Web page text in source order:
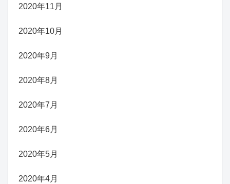
2020年11月
2020年10月
2020年9月
2020年8月
2020年7月
2020年6月
2020年5月
2020年4月